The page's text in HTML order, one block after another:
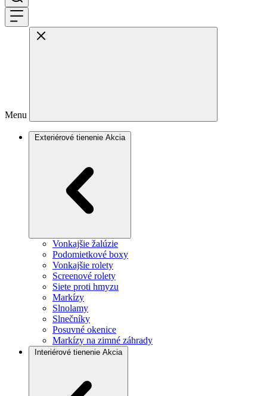
Menu
Exteriérové tienenie Akcia
Vonkajšie žalúzie
Podomietkové boxy
Vonkajšie rolety
Screenové rolety
Siete proti hmyzu
Markízy
Slnolamy
Slnečníky
Posuvné okenice
Markízy na zimné záhrady
Interiérové tienenie Akcia